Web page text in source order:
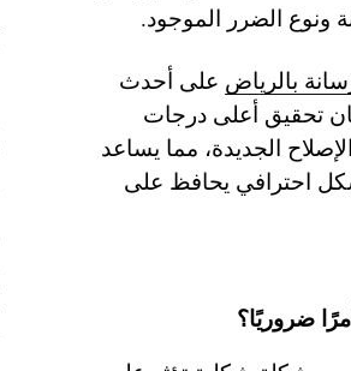
ونوع الضرر الموجود.
بالرياض على أحدث
تحقيق أعلى درجات
الجديدة، مما يساعد
احترافي يحافظ على
ضروريًا؟